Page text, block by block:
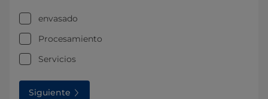
envasado
Procesamiento
Servicios
Siguiente